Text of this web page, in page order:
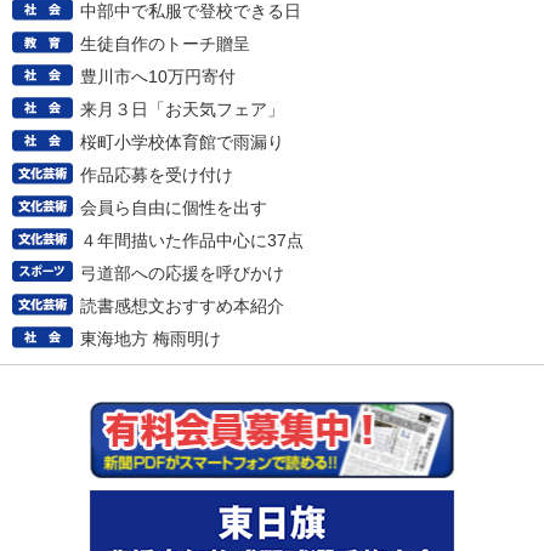
中部中で私服で登校できる日
生徒自作のトーチ贈呈
豊川市へ10万円寄付
来月３日「お天気フェア」
桜町小学校体育館で雨漏り
作品応募を受け付け
会員ら自由に個性を出す
４年間描いた作品中心に37点
弓道部への応援を呼びかけ
読書感想文おすすめ本紹介
東海地方 梅雨明け